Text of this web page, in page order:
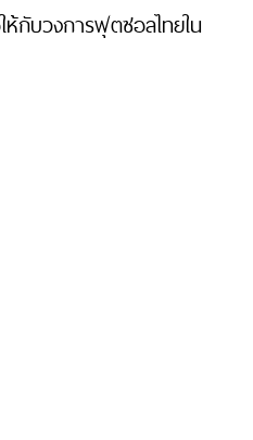
ห้กับวงการฟุตซอลไทยใน